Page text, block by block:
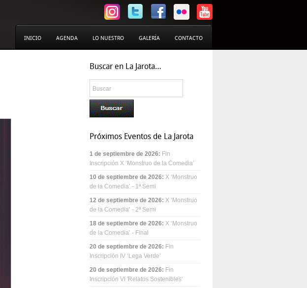
INICIO AGENDA LO NUESTRO GALERÍA CONTACTO
Buscar en La Jarota…
Próximos Eventos de La Jarota
1 de septiembre de 2026: Fin
Inscripción X ‘Monstruo de la Comedia’
10 de septiembre de 2026: X ‘Monstruo
de la Comedia’ - 1ª Semi
12 de septiembre de 2026: X ‘Monstruo
de la Comedia’ - 2ª Semi
18 de septiembre de 2026: X ‘Monstruo
de la Comedia’ - Final
20 de septiembre de 2026: Fin
Inscripción IV ‘Lega Verde’
20 de septiembre de 2026: Fin
Inscripción VI 'Relatos Sostenibles'